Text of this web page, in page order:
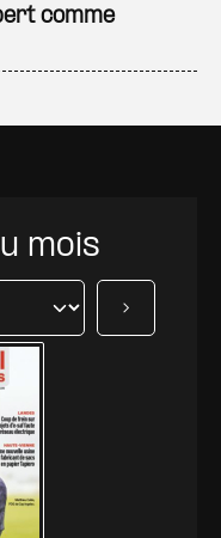
comme
mois
Suivant